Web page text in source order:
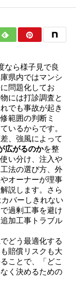
なら様子見で良
県内ではマンシ
問題化してお
には打診調査と
でも事故が起き
範囲の判断ミ
いるからです。
、強風によって
広がるのかを整
い分け、注入や
法の選び方、外
オーナーが理事
説します。さら
バーしきれない
過剰工事を避け
加工事トラブル
どう最適化する
賠償リスクも大
ことで、「どこ
く決めるための